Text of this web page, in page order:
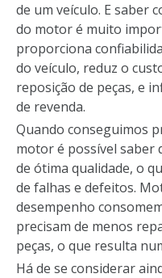
de um veículo. E saber
do motor é muito
proporciona
do veículo, reduz o
reposição de peças, e
de revenda.
Quando conseguimos
motor é possível saber
de ótima qualidade, o
de falhas e defeitos.
desempenho
precisam de menos
peças, o que resulta
Há de se considerar